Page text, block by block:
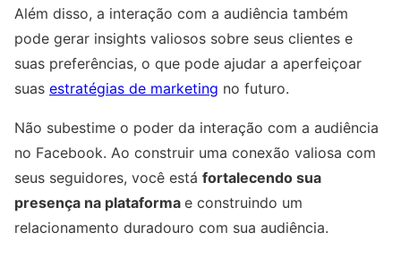
Além disso, a interação com a audiência também
pode gerar insights valiosos sobre seus clientes e
suas preferências, o que pode ajudar a aperfeiçoar
suas estratégias de marketing no futuro.
Não subestime o poder da interação com a audiência
no Facebook. Ao construir uma conexão valiosa com
seus seguidores, você está fortalecendo sua
presença na plataforma e construindo um
relacionamento duradouro com sua audiência.